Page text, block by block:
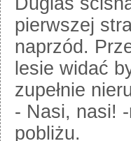
pierwszej
naprzód.
lesie widać
zupełnie
- Nasi, nasi!
pobliżu.